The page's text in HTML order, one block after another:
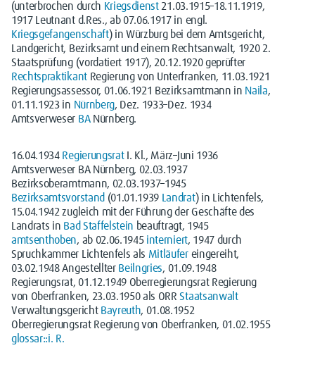
(unterbrochen durch Kriegsdienst21.03.1915–18.11.1919,
1917 Leutnant d.Res., ab 07.06.1917 in engl.
Kriegsgefangenschaft) in Würzburg bei dem Amtsgericht,
Landgericht, Bezirksamt und einem Rechtsanwalt, 1920 2.
Staatsprüfung (vordatiert 1917), 20.12.1920 geprüfter
RechtspraktikantRegierung von Unterfranken, 11.03.1921
Regierungsassessor, 01.06.1921 Bezirksamtmann in Naila,
01.11.1923 in Nürnberg, Dez. 1933–Dez. 1934
Amtsverweser BANürnberg.
16.04.1934 RegierungsratI. Kl., März–Juni 1936
Amtsverweser BA Nürnberg, 02.03.1937
Bezirksoberamtmann, 02.03.1937–1945
Bezirksamtsvorstand (01.01.1939 Landrat) in Lichtenfels,
15.04.1942 zugleich mit der Führung der Geschäfte des
Landrats in Bad Staffelstein beauftragt, 1945
amtsenthoben, ab 02.06.1945 interniert, 1947 durch
Spruchkammer Lichtenfels als Mitläufereingereiht,
03.02.1948 Angestellter Beilngries, 01.09.1948
Regierungsrat, 01.12.1949 Oberregierungsrat Regierung
von Oberfranken, 23.03.1950 als ORRStaatsanwalt
Verwaltungsgericht Bayreuth, 01.08.1952
Oberregierungsrat Regierung von Oberfranken, 01.02.1955
glossar::i. R.